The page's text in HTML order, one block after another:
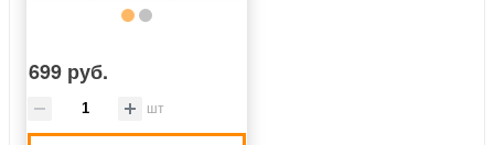
699 руб.
шт